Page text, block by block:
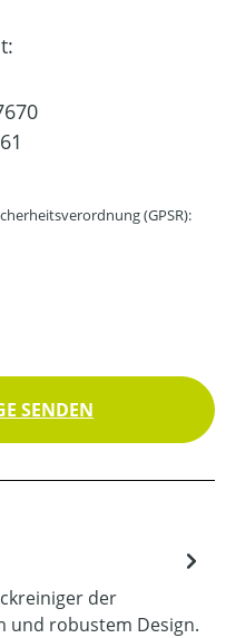
(GPSR):
SENDEN
der
und robustem Design.